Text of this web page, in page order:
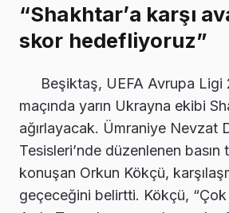
“Shakhtar’a karşı
skor hedefliyoruz”
Beşiktaş, UEFA Avrupa Ligi
maçında yarın Ukrayna ekibi
ağırlayacak. Ümraniye Nevzat
Tesisleri’nde düzenlenen basın
konuşan Orkun Kökçü,
geçeceğini belirtti. Kökçü, “Çok